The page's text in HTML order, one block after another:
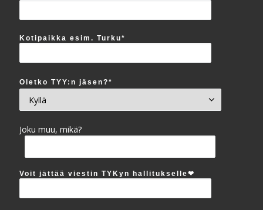
Kotipaikka esim. Turku*
Oletko TYY:n jäsen?*
Joku muu, mikä?
Voit jättää viestin TYKyn hallitukselle‪❤︎